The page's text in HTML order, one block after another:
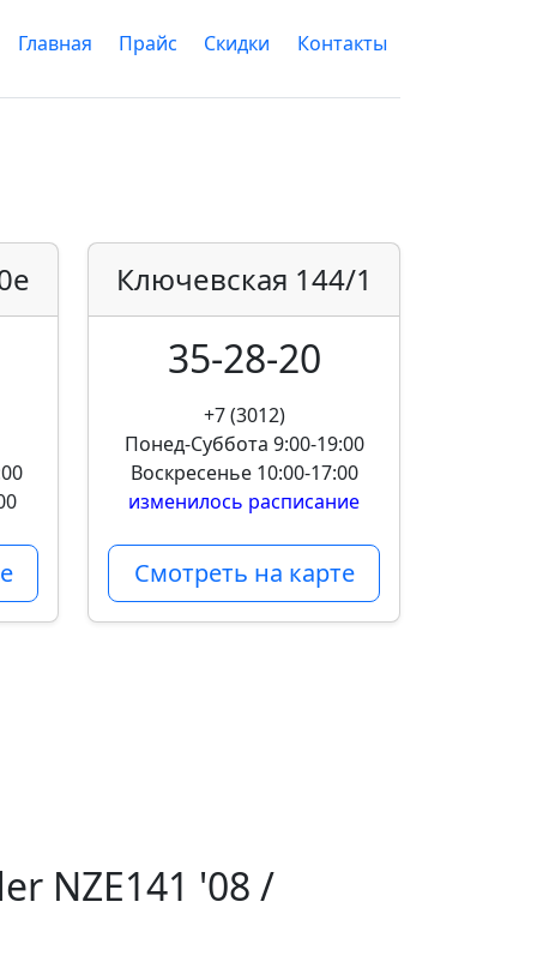
Главная Прайс Скидки Контакты
Ключевская 144/1
35-28-20
+7 (3012)
Понед-Суббота 9:00-19:00
Воскресенье 10:00-17:00
изменилось расписание
Смотреть на карте
NZE141 '08 /